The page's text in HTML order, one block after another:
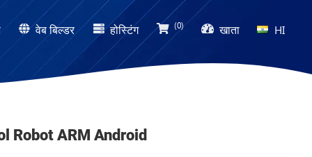
वेब बिल्डर होस्टिंग (0) खाता HI
Robot ARM Android